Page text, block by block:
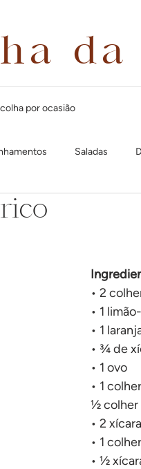
da
por ocasião
Saladas
Lanches e aperitivos
• 2
• 1
• 1
• ¾ de
• 1 ovo
• 1
½ colher
• 2
• 1
• ½